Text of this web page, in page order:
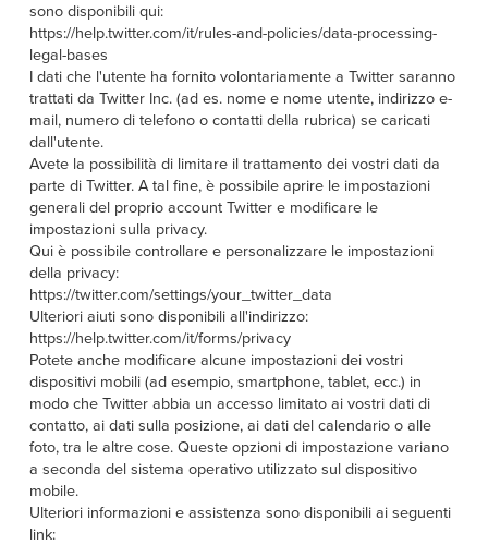
sono disponibili qui:
https://help.twitter.com/it/rules-and-policies/data-processing-
legal-bases
I dati che l'utente ha fornito volontariamente a Twitter saranno
trattati da Twitter Inc. (ad es. nome e nome utente, indirizzo e-
mail, numero di telefono o contatti della rubrica) se caricati
dall'utente.
Avete la possibilità di limitare il trattamento dei vostri dati da
parte di Twitter. A tal fine, è possibile aprire le impostazioni
generali del proprio account Twitter e modificare le
impostazioni sulla privacy.
Qui è possibile controllare e personalizzare le impostazioni
della privacy:
https://twitter.com/settings/your_twitter_data
Ulteriori aiuti sono disponibili all'indirizzo:
https://help.twitter.com/it/forms/privacy
Potete anche modificare alcune impostazioni dei vostri
dispositivi mobili (ad esempio, smartphone, tablet, ecc.) in
modo che Twitter abbia un accesso limitato ai vostri dati di
contatto, ai dati sulla posizione, ai dati del calendario o alle
foto, tra le altre cose. Queste opzioni di impostazione variano
a seconda del sistema operativo utilizzato sul dispositivo
mobile.
Ulteriori informazioni e assistenza sono disponibili ai seguenti
link: